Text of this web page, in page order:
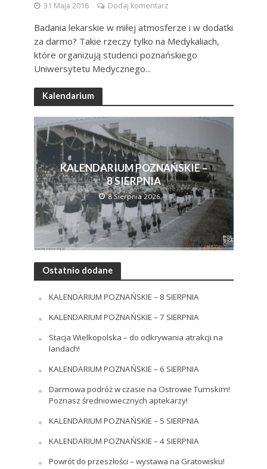
31 Maja 2016 Dodaj komentarz
Badania lekarskie w miłej atmosferze i w dodatki
za darmo? Takie rzeczy tylko na Medykaliach,
które organizują studenci poznańskiego
Uniwersytetu Medycznego...
Kalendarium
KALENDARIUM POZNAŃSKIE –
8 SIERPNIA
8 Sierpnia 2026
Ostatnio dodane
KALENDARIUM POZNAŃSKIE – 8 SIERPNIA
KALENDARIUM POZNAŃSKIE – 7 SIERPNIA
Stacja Wielkopolska – do odkrywania atrakcji na
landach!
KALENDARIUM POZNAŃSKIE – 6 SIERPNIA
Darmowa podróż w czasie na Ostrowie Tumskim!
Poznasz średniowiecznych aptekarzy!
KALENDARIUM POZNAŃSKIE – 5 SIERPNIA
KALENDARIUM POZNAŃSKIE – 4 SIERPNIA
Powrót do przeszłości – wystawa na Gratowisku!